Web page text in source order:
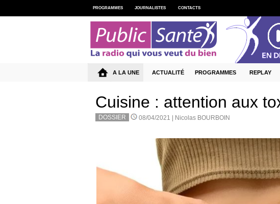
Cuisine : attention aux
DOSSIER 08/04/2021 | Nicolas BOURBOIN
PROGRAMMES JOURNALISTES CONTACTS
A LA UNE ACTUALITÉ PROGRAMMES REPLAY